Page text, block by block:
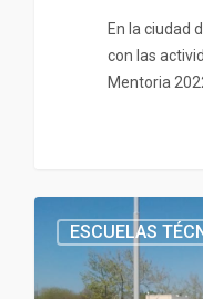
En la ciudad
con las
Mentoria
ESCUELAS